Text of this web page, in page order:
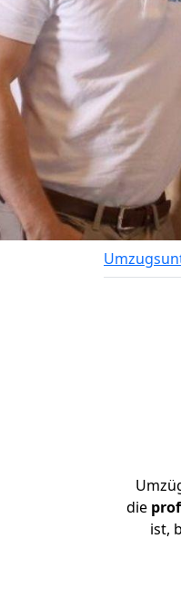
die
ist,